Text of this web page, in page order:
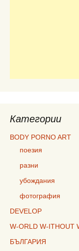
Категории
BODY PORNO ART
поезия
разни
убождания
фотография
DEVELOP
W-ORLD W-ITHOUT
БЪЛГАРИЯ